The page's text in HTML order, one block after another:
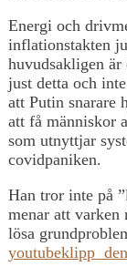
Energi och
inflationstakten
huvudsakligen
just detta och
att Putin snarare
att få människor
som utnyttjar
covidpaniken.
Han tror inte på
menar att varken
lösa
youtubeklipp